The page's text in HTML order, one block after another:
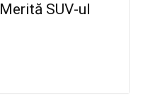
SUV-ul